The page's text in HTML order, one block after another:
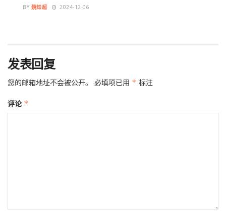
BY 魏知超 2024-12-06
发表回复
您的邮箱地址不会被公开。 必填项已用 * 标注
评论 *